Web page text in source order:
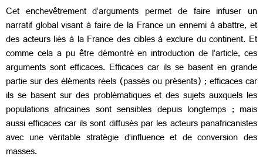
Cet enchevêtrement d’arguments permet de faire infuser un
narratif global visant à faire de la France un ennemi à abattre, et
des acteurs liés à la France des cibles à exclure du continent. Et
comme cela a pu être démontré en introduction de l’article, ces
arguments sont efficaces. Efficaces car ils se basent en grande
partie sur des éléments réels (passés ou présents) ; efficaces car
ils se basent sur des problématiques et des sujets auxquels les
populations africaines sont sensibles depuis longtemps ; mais
aussi efficaces car ils sont diffusés par les acteurs panafricanistes
avec une véritable stratégie d’influence et de conversion des
masses.